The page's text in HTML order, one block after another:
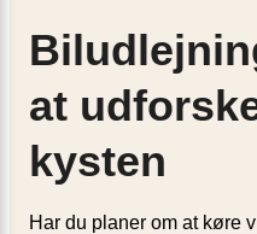
at
kysten
Har du planer om at køre